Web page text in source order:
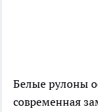
Белые рулоны
современная